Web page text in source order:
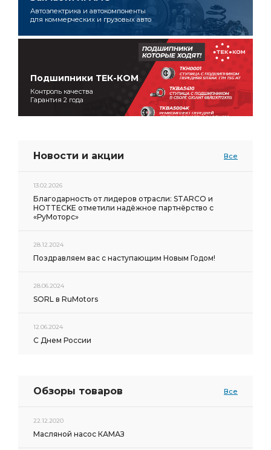
Автоэлектрика и автокомпоненты
для коммерческих и грузовых авто
Подшипники ТЕК-КОМ
Контроль качества
Гарантия 2 года
Новости и акции Все
13.02.2026
Благодарность от лидеров отрасли: STARCO и
HOTTECKE отметили надёжное партнёрство с
«РуМоторс»
28.12.2024
Поздравляем вас с наступающим Новым Годом!
28.06.2024
SORL в RuMotors
12.06.2024
С Днем России
Обзоры товаров Все
22.12.2020
Масляной насос КАМАЗ